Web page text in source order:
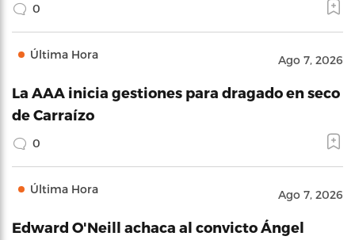
0
Última Hora Ago 7, 2026
La AAA inicia gestiones para dragado en seco
de Carraízo
0
Última Hora Ago 7, 2026
Edward O'Neill achaca al convicto Ángel